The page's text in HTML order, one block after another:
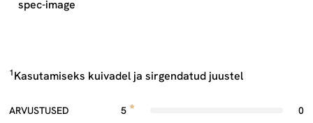
1Kasutamiseks kuivadel ja sirgendatud juustel
ARVUSTUSED 5
0